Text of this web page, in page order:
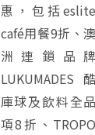
惠，包括eslite
café用餐9折、澳
洲連鎖品牌
LUKUMADES酷
庫球及飲料全品
項8折、TROPO